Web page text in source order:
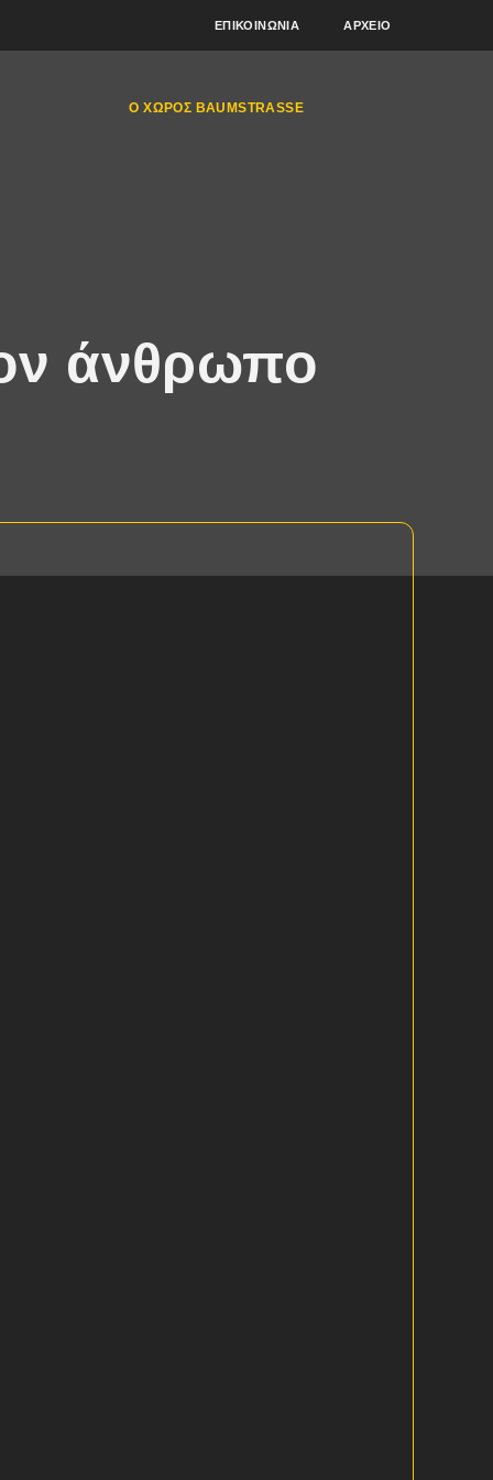
ΕΠΙΚΟΙΝΩΝΊΑ ΑΡΧΕΊΟ
Ο ΧΏΡΟΣ BAUMSTRASSE
άνθρωπο